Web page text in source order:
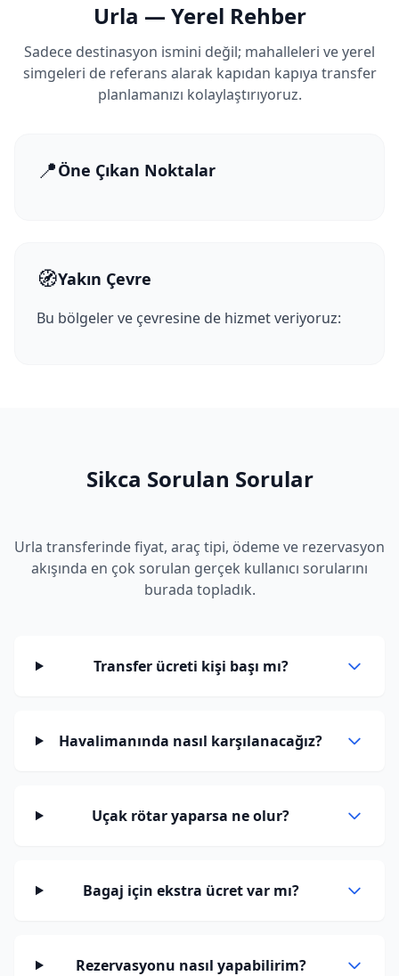
Urla — Yerel Rehber
Sadece destinasyon ismini değil; mahalleleri ve yerel
simgeleri de referans alarak kapıdan kapıya transfer
planlamanızı kolaylaştırıyoruz.
📍Öne Çıkan Noktalar
🧭Yakın Çevre
Bu bölgeler ve çevresine de hizmet veriyoruz:
Sikca Sorulan Sorular
Urla transferinde fiyat, araç tipi, ödeme ve rezervasyon
akışında en çok sorulan gerçek kullanıcı sorularını
burada topladık.
Transfer ücreti kişi başı mı?
Havalimanında nasıl karşılanacağız?
Uçak rötar yaparsa ne olur?
Bagaj için ekstra ücret var mı?
Rezervasyonu nasıl yapabilirim?